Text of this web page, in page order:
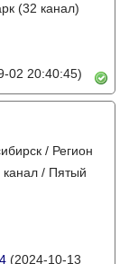
(32 канал)
02 20:40:45)
/ Регион
/ Пятый
(2024-10-13